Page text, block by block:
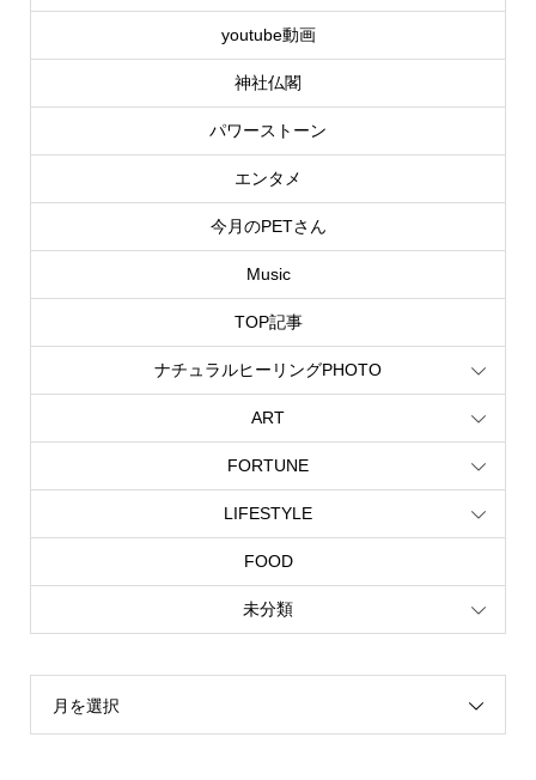
youtube動画
神社仏閣
パワーストーン
エンタメ
今月のPETさん
Music
TOP記事
ナチュラルヒーリングPHOTO
ART
FORTUNE
LIFESTYLE
FOOD
未分類
月を選択